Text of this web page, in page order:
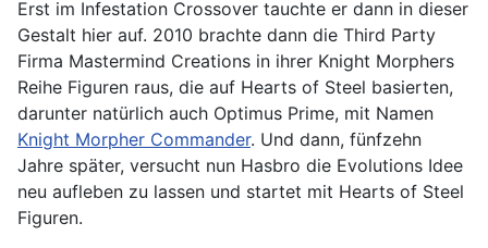
Erst im Infestation Crossover tauchte er dann in dieser
Gestalt hier auf. 2010 brachte dann die Third Party
Firma Mastermind Creations in ihrer Knight Morphers
Reihe Figuren raus, die auf Hearts of Steel basierten,
darunter natürlich auch Optimus Prime, mit Namen
Knight Morpher Commander. Und dann, fünfzehn
Jahre später, versucht nun Hasbro die Evolutions Idee
neu aufleben zu lassen und startet mit Hearts of Steel
Figuren.